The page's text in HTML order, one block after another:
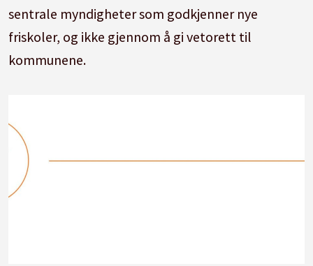
sentrale myndigheter som godkjenner nye
friskoler, og ikke gjennom å gi vetorett til
kommunene.